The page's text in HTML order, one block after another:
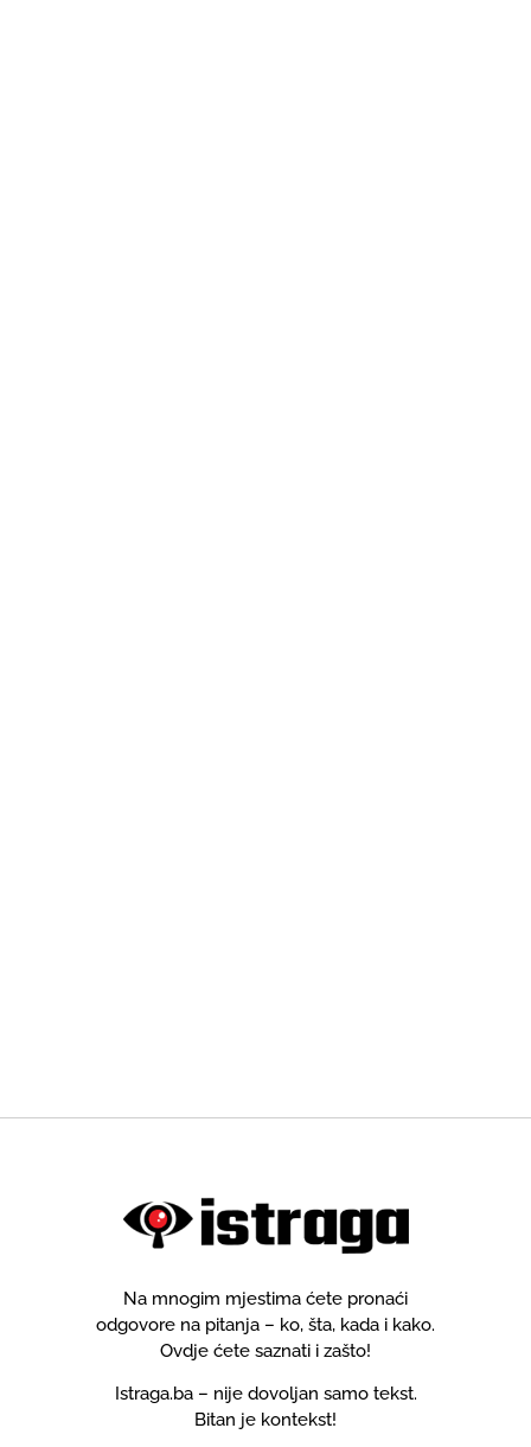
Na mnogim mjestima ćete pronaći
odgovore na pitanja – ko, šta, kada i kako.
Ovdje ćete saznati i zašto!
Istraga.ba – nije dovoljan samo tekst.
Bitan je kontekst!